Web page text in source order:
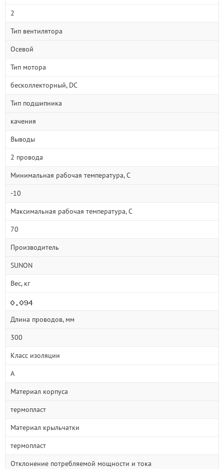
2
Тип вентилятора
Осевой
Тип мотора
бесколлекторный, DC
Тип подшипника
качения
Выводы
2 провода
Минимальная рабочая температура, С
-10
Максимальная рабочая температура, С
70
Производитель
SUNON
Вес, кг
Длина проводов, мм
300
Класс изоляции
A
Материал корпуса
термопласт
Материал крыльчатки
термопласт
Отклонение потребляемой мощности и тока